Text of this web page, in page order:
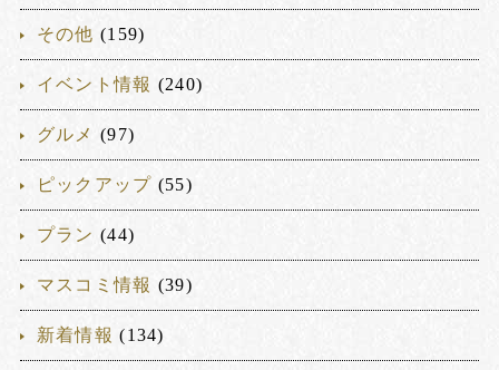
その他 (159)
イベント情報 (240)
グルメ (97)
ピックアップ (55)
プラン (44)
マスコミ情報 (39)
新着情報 (134)